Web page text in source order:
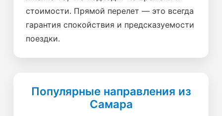
стоимости. Прямой перелет — это всегда
гарантия спокойствия и предсказуемости
поездки.
Популярные направления из
Самара